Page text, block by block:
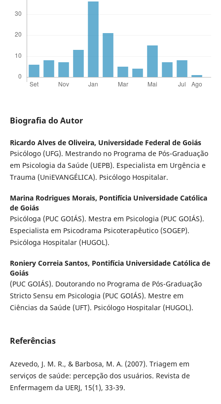
Biografia do Autor
Ricardo Alves de Oliveira, Universidade Federal de Goiás
Psicólogo (UFG). Mestrando no Programa de Pós-Graduação
em Psicologia da Saúde (UEPB). Especialista em Urgência e
Trauma (UniEVANGÉLICA). Psicólogo Hospitalar.
Marina Rodrigues Morais, Pontifícia Universidade Católica
de Goiás
Psicóloga (PUC GOIÁS). Mestra em Psicologia (PUC GOIÁS).
Especialista em Psicodrama Psicoterapêutico (SOGEP).
Psicóloga Hospitalar (HUGOL).
Roniery Correia Santos, Pontifícia Universidade Católica de
Goiás
(PUC GOIÁS). Doutorando no Programa de Pós-Graduação
Stricto Sensu em Psicologia (PUC GOIÁS). Mestre em
Ciências da Saúde (UFT). Psicólogo Hospitalar (HUGOL).
Referências
Azevedo, J. M. R., & Barbosa, M. A. (2007). Triagem em
serviços de saúde: percepção dos usuários. Revista de
Enfermagem da UERJ, 15(1), 33-39.